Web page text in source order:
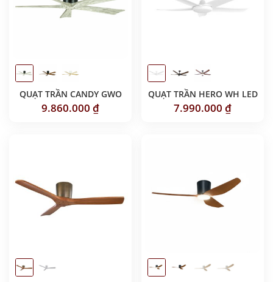
QUẠT TRẦN CANDY GWO
9.860.000 ₫
QUẠT TRẦN HERO WH LED
7.990.000 ₫